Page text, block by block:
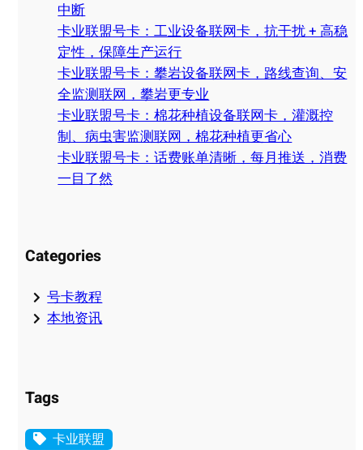
中断
卡业联盟号卡：工业设备联网卡，抗干扰 + 高稳
定性，保障生产运行
卡业联盟号卡：攀岩设备联网卡，路线查询、安
全监测联网，攀岩更专业
卡业联盟号卡：棉花种植设备联网卡，灌溉控
制、病虫害监测联网，棉花种植更省心
卡业联盟号卡：话费账单清晰，每月推送，消费
一目了然
Categories
号卡教程
本地资讯
Tags
卡业联盟